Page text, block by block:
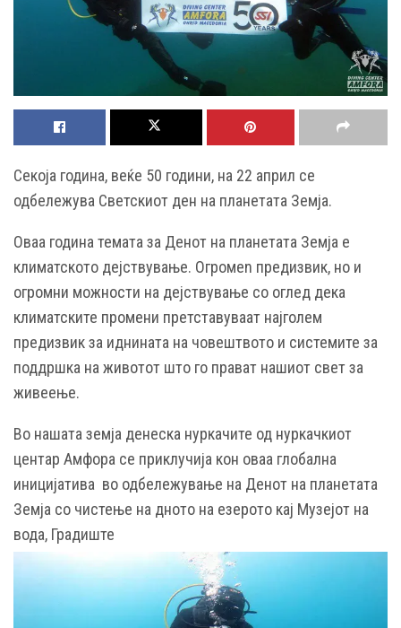
Секоја година, веќе 50 години, на 22 април се
одбележува Светскиот ден на планетата Земја.
Оваа година темата за Денот на планетата Земја е
климатското дејствување. Огромen предизвик, но и
огромни можности на дејствување со оглед дека
климатските промени претставуваат најголем
предизвик за иднината на човештвото и системите за
поддршка на животот што го прават нашиот свет за
живеење.
Во нашата земја денеска нуркачите од нуркачкиот
центар Амфора се приклучија кон оваа глобална
иницијатива во одбележување на Денот на планетата
Земја со чистење на дното на езерото кај Музејот на
вода, Градиште